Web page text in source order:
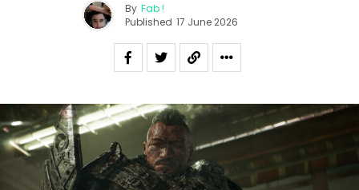
By Fab !
Published 17 June 2026